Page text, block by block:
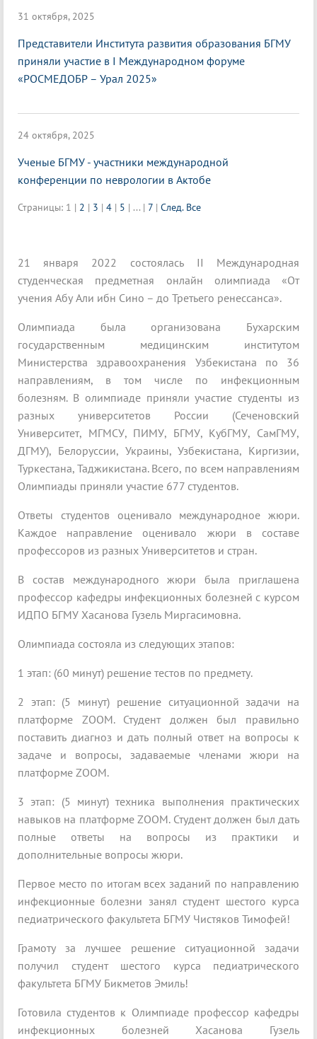
31 октября, 2025
Представители Института развития образования БГМУ
приняли участие в I Международном форуме
«РОСМЕДОБР – Урал 2025»
24 октября, 2025
Ученые БГМУ - участники международной
конференции по неврологии в Актобе
Страницы: 1 | 2 | 3 | 4 | 5 | ... | 7 | След. Все
21 января 2022 состоялась II Международная
студенческая предметная онлайн олимпиада «От
учения Абу Али ибн Сино – до Третьего ренессанса».
Олимпиада была организована Бухарским
государственным медицинским институтом
Министерства здравоохранения Узбекистана по 36
направлениям, в том числе по инфекционным
болезням. В олимпиаде приняли участие студенты из
разных университетов России (Сеченовский
Университет, МГМСУ, ПИМУ, БГМУ, КубГМУ, СамГМУ,
ДГМУ), Белоруссии, Украины, Узбекистана, Киргизии,
Туркестана, Таджикистана. Всего, по всем направлениям
Олимпиады приняли участие 677 студентов.
Ответы студентов оценивало международное жюри.
Каждое направление оценивало жюри в составе
профессоров из разных Университетов и стран.
В состав международного жюри была приглашена
профессор кафедры инфекционных болезней с курсом
ИДПО БГМУ Хасанова Гузель Миргасимовна.
Олимпиада состояла из следующих этапов:
1 этап: (60 минут) решение тестов по предмету.
2 этап: (5 минут) решение ситуационной задачи на
платформе ZOOM. Студент должен был правильно
поставить диагноз и дать полный ответ на вопросы к
задаче и вопросы, задаваемые членами жюри на
платформе ZOOM.
3 этап: (5 минут) техника выполнения практических
навыков на платформе ZOOM. Студент должен был дать
полные ответы на вопросы из практики и
дополнительные вопросы жюри.
Первое место по итогам всех заданий по направлению
инфекционные болезни занял студент шестого курса
педиатрического факультета БГМУ Чистяков Тимофей!
Грамоту за лучшее решение ситуационной задачи
получил студент шестого курса педиатрического
факультета БГМУ Бикметов Эмиль!
Готовила студентов к Олимпиаде профессор кафедры
инфекционных болезней Хасанова Гузель